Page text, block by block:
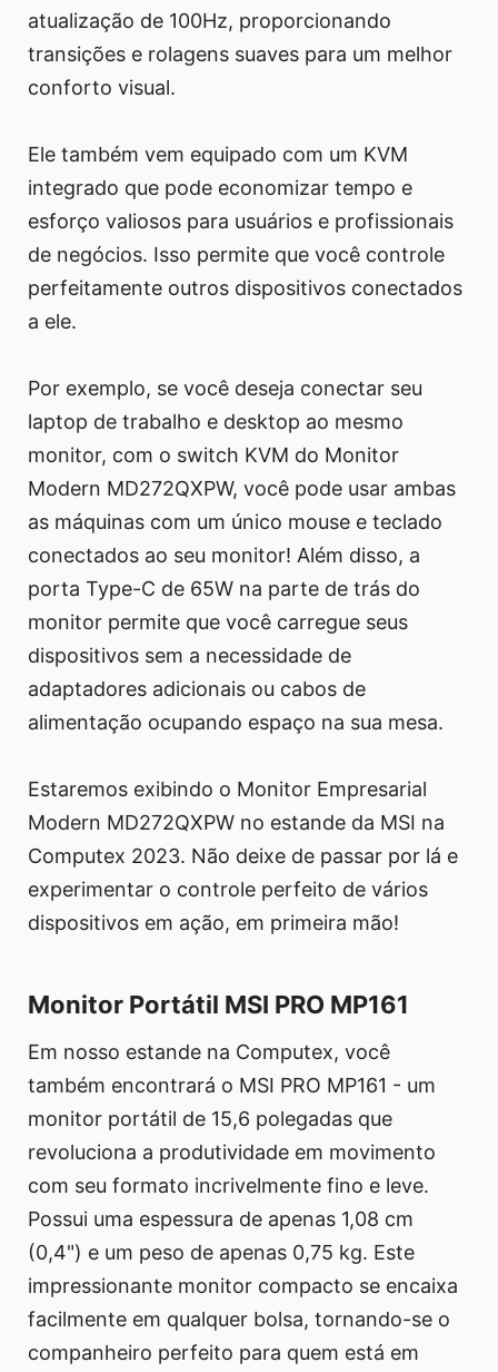
atualização de 100Hz, proporcionando
transições e rolagens suaves para um melhor
conforto visual.
Ele também vem equipado com um KVM
integrado que pode economizar tempo e
esforço valiosos para usuários e profissionais
de negócios. Isso permite que você controle
perfeitamente outros dispositivos conectados
a ele.
Por exemplo, se você deseja conectar seu
laptop de trabalho e desktop ao mesmo
monitor, com o switch KVM do Monitor
Modern MD272QXPW, você pode usar ambas
as máquinas com um único mouse e teclado
conectados ao seu monitor! Além disso, a
porta Type-C de 65W na parte de trás do
monitor permite que você carregue seus
dispositivos sem a necessidade de
adaptadores adicionais ou cabos de
alimentação ocupando espaço na sua mesa.
Estaremos exibindo o Monitor Empresarial
Modern MD272QXPW no estande da MSI na
Computex 2023. Não deixe de passar por lá e
experimentar o controle perfeito de vários
dispositivos em ação, em primeira mão!
Monitor Portátil MSI PRO MP161
Em nosso estande na Computex, você
também encontrará o MSI PRO MP161 - um
monitor portátil de 15,6 polegadas que
revoluciona a produtividade em movimento
com seu formato incrivelmente fino e leve.
Possui uma espessura de apenas 1,08 cm
(0,4") e um peso de apenas 0,75 kg. Este
impressionante monitor compacto se encaixa
facilmente em qualquer bolsa, tornando-se o
companheiro perfeito para quem está em